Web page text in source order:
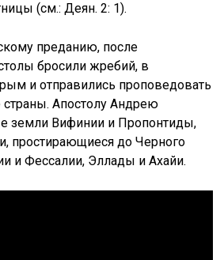
(см.: Деян. 2: 1).
преданию, после
бросили жребий, в
и отправились проповедовать
Апостолу Андрею
земли Вифинии и Пропонтиды,
простирающиеся до Черного
и Фессалии, Эллады и Ахайи.